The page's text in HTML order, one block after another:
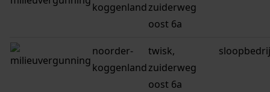
koggenlandzuiderweg
oost 6a
noorder-
koggenland
twisk,
zuiderweg
oost 6a